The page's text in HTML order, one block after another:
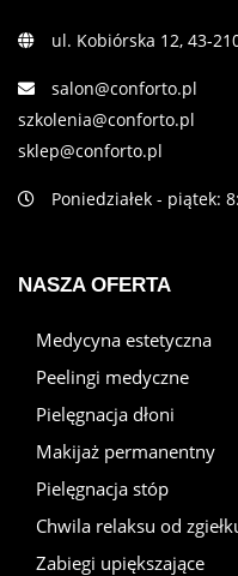
ul. Kobiórska 12, 43-
salon@conforto.pl
szkolenia@conforto.pl
sklep@conforto.pl
Poniedziałek - piątek:
NASZA OFERTA
Medycyna estetyczna
Peelingi medyczne
Pielęgnacja dłoni
Makijaż permanentny
Pielęgnacja stóp
Chwila relaksu od
Zabiegi upiększające